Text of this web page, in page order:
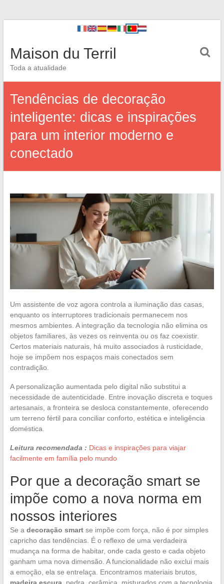
Maison du Terril
Toda a atualidade
Tendências de decoração
inteligente: dicas e inspirações
para um interior moderno e
conectado
Um assistente de voz agora controla a iluminação das casas,
enquanto os interruptores tradicionais permanecem nos
mesmos ambientes. A integração da tecnologia não elimina os
objetos familiares, às vezes os reinventa ou os faz coexistir.
Certos materiais naturais, há muito associados à rusticidade,
hoje se impõem nos espaços mais conectados sem
contradição.
A personalização aumentada pelo digital não substitui a
necessidade de autenticidade. Entre inovação discreta e toques
artesanais, a fronteira se desloca constantemente, oferecendo
um terreno fértil para conciliar conforto, estética e inteligência
doméstica.
Leitura recomendada : Dicas e inspirações para viajar
facilmente em família pelo mundo
Por que a decoração smart se
impõe como a nova norma em
nossos interiores
Se a decoração smartse impõe com força, não é por simples
capricho das tendências. É o reflexo de uma verdadeira
mudança na forma de habitar, onde cada gesto e cada objeto
ganham uma nova dimensão. A funcionalidade não exclui mais
a emoção, ela se entrelaça. Encontramos materiais brutos,